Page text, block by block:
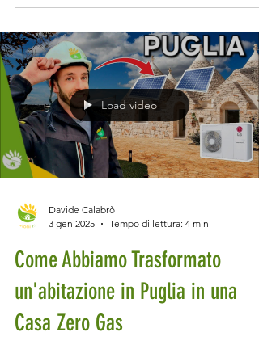
ciminiere che fumano, auto in coda e
pieni di plastica. Ma c’è un’altra forma di
inquinamento, invisibile e sottovalutata:
quella digitale. Internet, con la sua
apparente leggerezza, ha un impatto
ambientale colossale. Ogni ricerca su
Google, ogni video in streaming, ogni
che inviamo consuma energia, e questa
energia ha un costo in termini di emission
Load video
3 gen 2025
Tempo di lettura: 4 min
Come Abbiamo Trasformato
un'abitazione in Puglia in una